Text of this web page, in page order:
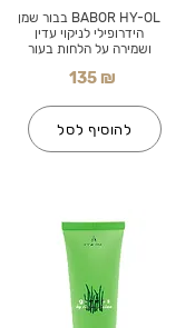
BABOR HY-OL בבור שמן
הידרופילי לניקוי עדין
ושמירה על הלחות בעור
135 ₪
להוסיף לסל